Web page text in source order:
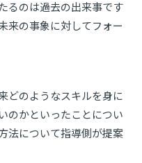
るのは過去の出来事です
来の事象に対してフォー
どのようなスキルを身に
のかといったことについ
法について指導側が提案